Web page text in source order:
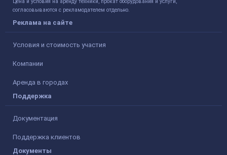
согласовываются с рекламодателем отдельно.
Реклама на сайте
Условия и стоимость участия
Компании
Аренда в городах
Поддержка
Документация
Поддержка клиентов
Документы